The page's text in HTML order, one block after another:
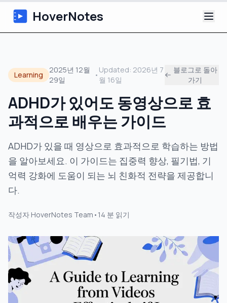
HoverNotes
Extension
AI 영상 노트
소개
Learning
2025년 12월
29일
•
Updated: 2026년 7
월 16일
블로그로 돌아
가기
ADHD가 있어도 동영상으로 효
과적으로 배우는 가이드
ADHD가 있을 때 영상으로 효과적으로 학습하는 방법
을 알아보세요. 이 가이드는 집중력 향상, 필기법, 기
억력 강화에 도움이 되는 뇌 친화적 전략을 제공합니
다.
작성자 HoverNotes Team • 14 분 읽기